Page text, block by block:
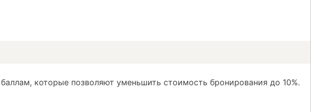
которые позволяют уменьшить стоимость бронирования до 10%.